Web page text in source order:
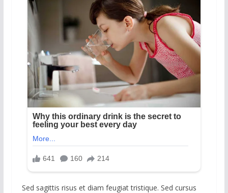
Sed sagittis risus et diam feugiat tristique. Sed cursus